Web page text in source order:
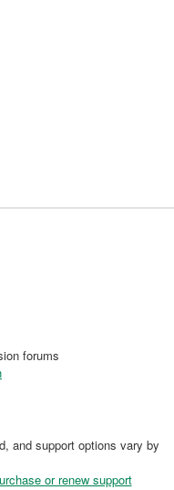
forums
and support options vary by
or renew support